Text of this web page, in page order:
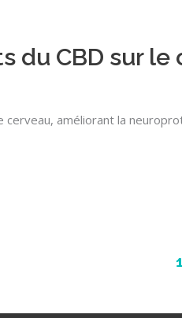
du CBD sur le
cerveau, améliorant la
1